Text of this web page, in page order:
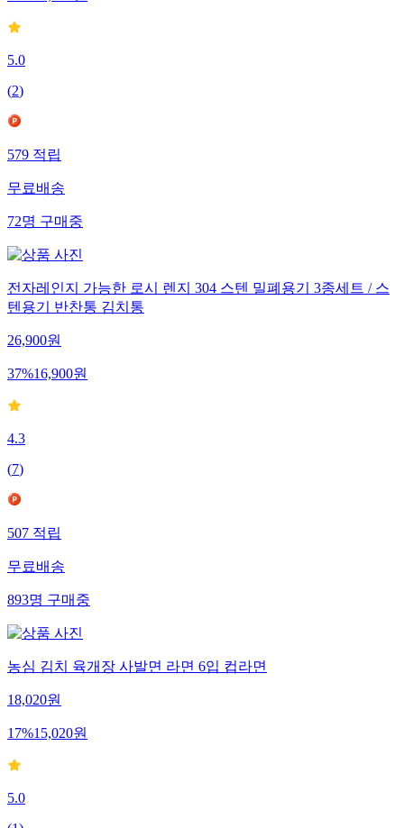
5.0
(2)
579적립
무료배송
72명구매중
전자레인지 가능한 로시 렌지 304 스텐 밀폐용기 3종세트 / 스
텐용기 반찬통 김치통
26,900원
37%16,900원
4.3
(7)
507적립
무료배송
893명구매중
농심 김치 육개장 사발면 라면 6입 컵라면
18,020원
17%15,020원
5.0